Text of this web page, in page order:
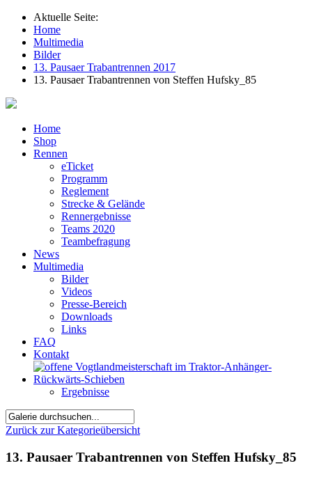
Aktuelle Seite:
Home
Multimedia
Bilder
13. Pausaer Trabantrennen 2017
13. Pausaer Trabantrennen von Steffen Hufsky_85
Home
Shop
Rennen
eTicket
Programm
Reglement
Strecke & Gelände
Rennergebnisse
Teams 2020
Teambefragung
News
Multimedia
Bilder
Videos
Presse-Bereich
Downloads
Links
FAQ
Kontakt
Ergebnisse
Zurück zur Kategorieübersicht
13. Pausaer Trabantrennen von Steffen Hufsky_85